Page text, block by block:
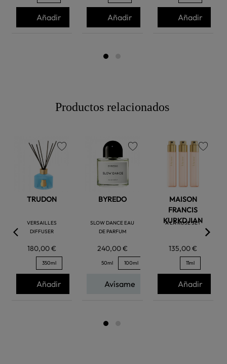
Añadir Añadir Añadir
Productos relacionados
TRUDON
VERSAILLES
DIFFUSER
180,00 €
350ml
Añadir
BYREDO
SLOW DANCE EAU
DE PARFUM
240,00 €
favorite
50ml 100ml
Avísame
MAISON
FRANCIS
KURKDJIAN
À LA ROSE SET
135,00 €
11ml
Añadir